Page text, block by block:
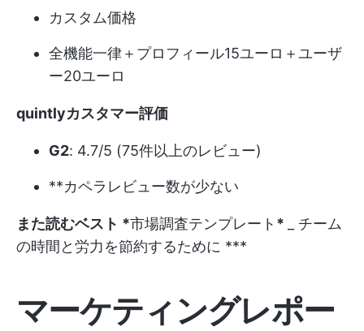
カスタム価格
全機能一律＋プロフィール15ユーロ＋ユーザ
ー20ユーロ
quintlyカスタマー評価
G2: 4.7/5 (75件以上のレビュー)
**カペラレビュー数が少ない
また読むベスト *市場調査テンプレート *
_ チーム
の時間と労力を節約するために ***
マーケティングレポー